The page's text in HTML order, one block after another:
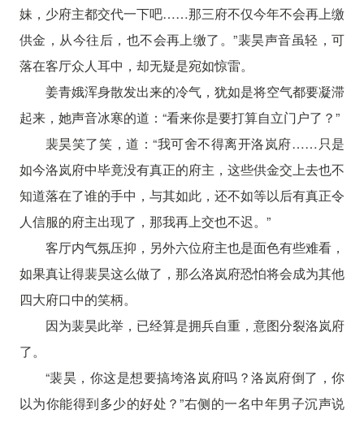
妹，少府主都交代一下吧……那三府不仅今年不会再上缴
供金，从今往后，也不会再上缴了。”裴昊声音虽轻，可
落在客厅众人耳中，却无疑是宛如惊雷。
姜青娥浑身散发出来的冷气，犹如是将空气都要凝滞
起来，她声音冰寒的道：“看来你是要打算自立门户了？”
裴昊笑了笑，道：“我可舍不得离开洛岚府……只是
如今洛岚府中毕竟没有真正的府主，这些供金交上去也不
知道落在了谁的手中，与其如此，还不如等以后有真正令
人信服的府主出现了，那我再上交也不迟。”
客厅内气氛压抑，另外六位府主也是面色有些难看，
如果真让得裴昊这么做了，那么洛岚府恐怕将会成为其他
四大府口中的笑柄。
因为裴昊此举，已经算是拥兵自重，意图分裂洛岚府
了。
“裴昊，你这是想要搞垮洛岚府吗？洛岚府倒了，你
以为你能得到多少的好处？”右侧的一名中年男子沉声说